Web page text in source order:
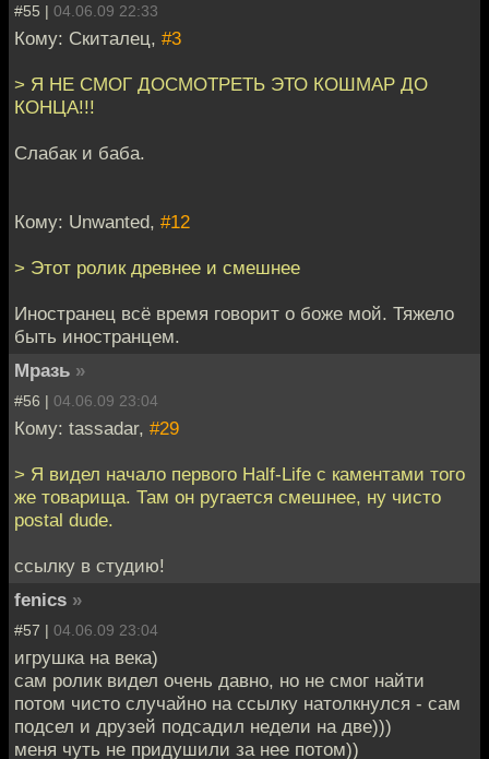
#55 | 04.06.09 22:33
Кому: Скиталец, #3
> Я НЕ СМОГ ДОСМОТРЕТЬ ЭТО КОШМАР ДО
КОНЦА!!!
Слабак и баба.
Кому: Unwanted, #12
> Этот ролик древнее и смешнее
Иностранец всё время говорит о боже мой. Тяжело
быть иностранцем.
Мразь »
#56 | 04.06.09 23:04
Кому: tassadar, #29
> Я видел начало первого Half-Life с каментами того
же товарища. Там он ругается смешнее, ну чисто
postal dude.
ссылку в студию!
fenics »
#57 | 04.06.09 23:04
игрушка на века)
сам ролик видел очень давно, но не смог найти
потом чисто случайно на ссылку натолкнулся - сам
подсел и друзей подсадил недели на две)))
меня чуть не придушили за нее потом))